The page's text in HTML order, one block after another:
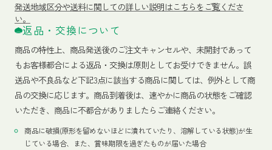
発送地域区分や送料に関しての詳しい説明はこちらをご覧くださ
い。
返品・交換について
商品の特性上、商品発送後のご注文キャンセルや、未開封であって
もお客様都合による返品・交換は原則としてお受けできません。誤
送品や不良品など下記3点に該当する商品に関しては、例外として商
品の交換に応じます。商品到着後は、速やかに商品の状態をご確認
いただき、商品に不都合がありましたらご連絡ください。
商品に破損(原形を留めないほどに潰れていたり、溶解している状態)が生
じている場合、また、賞味期限を過ぎたものが届いた場合